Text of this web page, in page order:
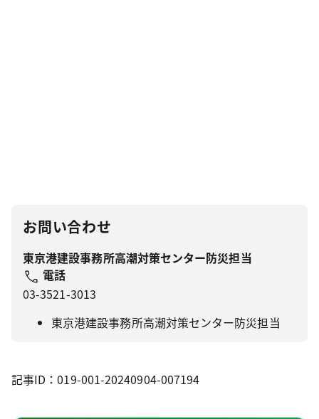
お問い合わせ
東京港建設事務所高潮対策センター防災担当
電話
03-3521-3013
東京港建設事務所高潮対策センター防災担当
記事ID：019-001-20240904-007194